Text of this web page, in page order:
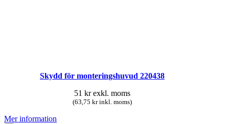
Skydd för monteringshuvud 220438
51 kr exkl. moms
(63,75 kr inkl. moms)
Mer information